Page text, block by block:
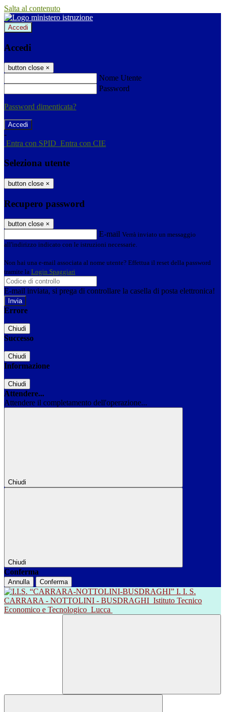
Salta al contenuto
Accedi
Accedi
button close ×
Nome Utente
Password
Password dimenticata?
-
Entra con SPID Entra con CIE
Seleziona utente
button close ×
Recupero password
button close ×
E-mail Verrà inviato un messaggio
all'indirizzo indicato con le istruzioni necessarie.
Non hai una e-mail associata al nome utente? Effettua il reset della password
tramite la Login Spaggiari
E-mail inviata, si prega di controllare la casella di posta elettronica!
Errore
Chiudi
Successo
Chiudi
Informazione
Chiudi
Attendere...
Attendere il completamento dell'operazione...
Chiudi
Chiudi
Conferma
Annulla Conferma
I. I. S.
CARRARA - NOTTOLINI - BUSDRAGHI Istituto Tecnico
Economico e Tecnologico Lucca